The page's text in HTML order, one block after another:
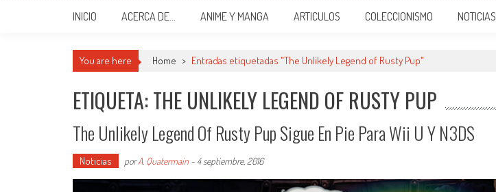
INICIO ACERCA DE… ANIME Y MANGA ARTICULOS COLECCIONISMO NOTICIAS
You are here Home > Entradas etiquetadas "The Unlikely Legend of Rusty Pup"
ETIQUETA: THE UNLIKELY LEGEND OF RUSTY PUP
The Unlikely Legend Of Rusty Pup Sigue En Pie Para Wii U Y N3DS
Noticias porA. Quatermain - 4 septiembre, 2016